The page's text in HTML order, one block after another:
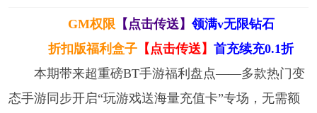
GM权限 【点击传送】 领满v无限钻石
折扣版福利盒子 【点击传送】首充续充0.1折
本期带来超重磅BT手游福利盘点——多款热门变
态手游同步开启“玩游戏送海量充值卡”专场，无需额